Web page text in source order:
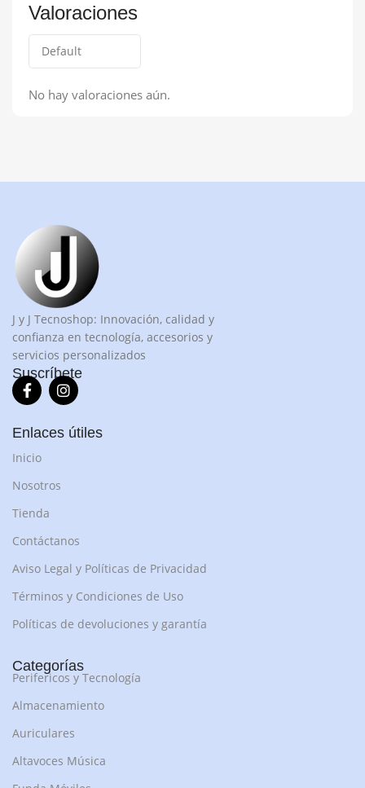
Valoraciones
No hay valoraciones aún.
J y J Tecnoshop: Innovación, calidad y
confianza en tecnología, accesorios y
servicios personalizados
Suscríbete
Enlaces útiles
Inicio
Nosotros
Tienda
Contáctanos
Aviso Legal y Políticas de Privacidad
Términos y Condiciones de Uso
Políticas de devoluciones y garantía
Categorías
Perifericos y Tecnología
Almacenamiento
Auriculares
Altavoces Música